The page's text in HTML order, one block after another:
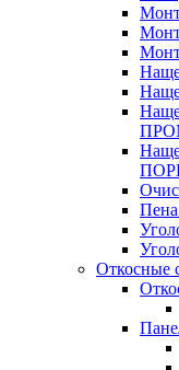
Откосные